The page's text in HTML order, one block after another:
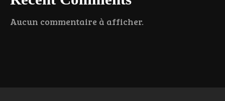
Aucun commentaire à afficher.